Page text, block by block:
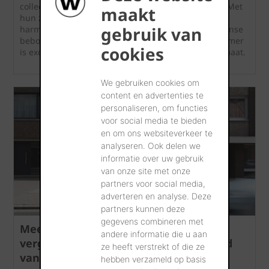
maakt
gebruik van
cookies
We gebruiken cookies om
content en advertenties te
personaliseren, om functies
voor social media te bieden
en om ons websiteverkeer te
analyseren. Ook delen we
informatie over uw gebruik
van onze site met onze
partners voor social media,
adverteren en analyse. Deze
partners kunnen deze
gegevens combineren met
andere informatie die u aan
ze heeft verstrekt of die ze
hebben verzameld op basis
collectie gevelstenen in drie verfijnde pasteltinten. Met
hun zachte voorkomen, zorgen de pasteltinten voor
harmonie. Tegelijkertijd hebben ze de kracht om dense
bebouwing luchtig en frivool te maken. De nieuwkomer
is exclusief verkrijgbaar in het slanke Eco-brick formaat.
Meer renovatiewerken zonder
vergunning: Vlaamse regels versoepeld
vanaf 1 maart 2026